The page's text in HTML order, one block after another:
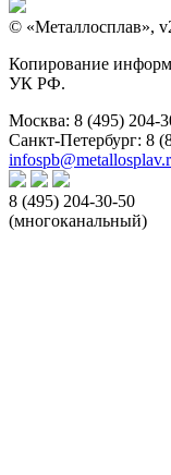
© «Металлосплав»,
Копирование
УК РФ.
Москва: 8 (495) 204-
Санкт-Петербург: 8
8 (495) 204-30-50
(многоканальный)